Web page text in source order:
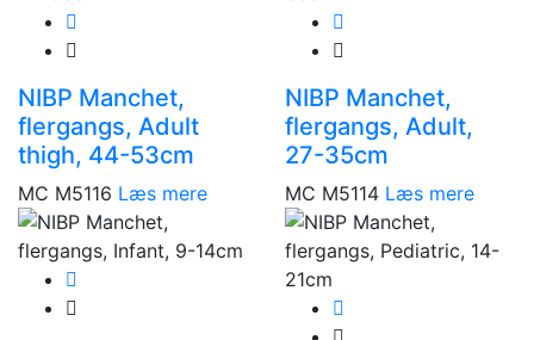
NIBP Manchet,
flergangs, Adult
thigh, 44-53cm
MC M5116 Læs mere
NIBP Manchet,
flergangs, Adult,
27-35cm
MC M5114 Læs mere